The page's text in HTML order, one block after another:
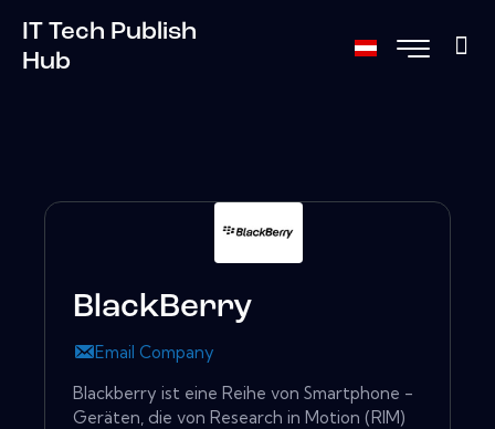
IT Tech Publish
Hub
BlackBerry
Email Company
Blackberry ist eine Reihe von Smartphone -
Geräten, die von Research in Motion (RIM)